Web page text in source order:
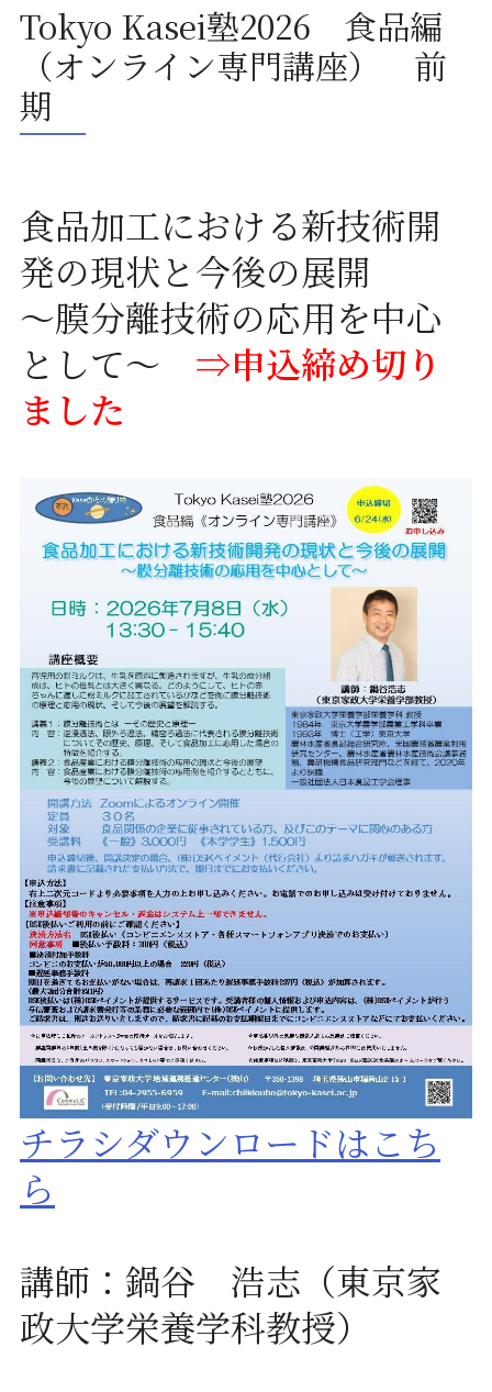
Tokyo Kasei塾2026 食品編
（オンライン専門講座） 前
期
食品加工における新技術開
発の現状と今後の展開
～膜分離技術の応用を中心
として～ ⇒申込締め切り
ました
チラシダウンロードはこち
ら
講師：鍋谷 浩志（東京家
政大学栄養学科教授）